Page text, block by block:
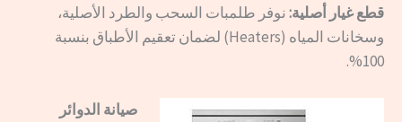
قطع غيار أصلية:نوفر طلمبات السحب والطرد الأصلية،
وسخانات المياه (Heaters) لضمان تعقيم الأطباق بنسبة
100%.
صيانة الدوائر